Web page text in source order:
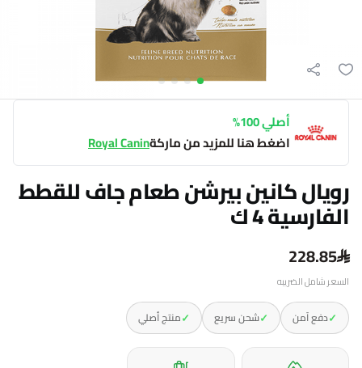
أصلي 100%
اضغط هنا للمزيد من ماركةRoyal Canin
رويال كانين بيرشن طعام جاف للقطط
الفارسية 4 ك
228.85
السعر شامل الضريبه
✓دفع آمن ✓شحن سريع ✓منتج أصلي